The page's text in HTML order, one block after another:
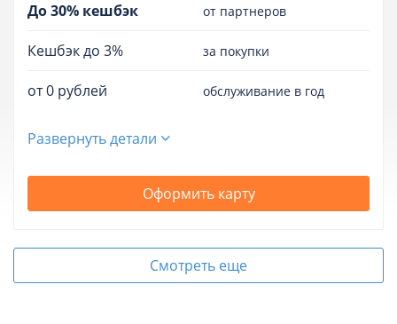
До 30% кешбэк от партнеров
Кешбэк до 3% за покупки
от 0 рублей обслуживание в год
Развернуть детали
Оформить карту
Смотреть еще